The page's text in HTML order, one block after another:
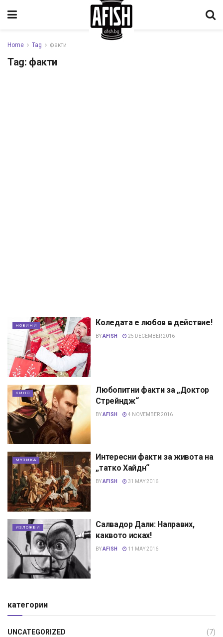
Home Tag факти
Tag: факти
НОВИНИ Коледата е любов в действие!
BYAFISH 25 DECEMBER 2016
КИНО
Любопитни факти за „Доктор
Стрейндж“
BYAFISH 4 NOVEMBER 2016
МУЗИКА
Интересни факти за живота на
„татко Хайдн“
BYAFISH 31 MAY 2016
ИЗЛОЖБИ
Салвадор Дали: Направих,
каквото исках!
BYAFISH 11 MAY 2016
категории
UNCATEGORIZED (7)